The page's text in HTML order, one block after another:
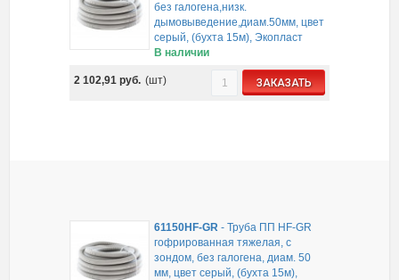
без галогена,низк.
дымовыведение,диам.50мм, цвет
серый, (бухта 15м), Экопласт
В наличии
2 102,91 руб. (шт) ЗАКАЗАТЬ
61150HF-GR - Труба ПП HF-GR
гофрированная тяжелая, с
зондом, без галогена, диам. 50
мм, цвет серый, (бухта 15м),